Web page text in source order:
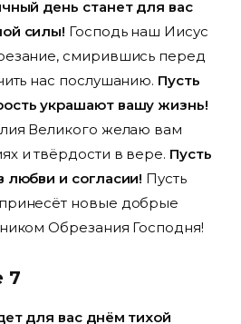
день станет для вас
силы! Господь наш Иисус
смирившись перед
нас послушанию. Пусть
украшают вашу жизнь!
Великого желаю вам
и твёрдости в вере. Пусть
любви и согласии! Пусть
новые добрые
Обрезания Господня!
7
для вас днём тихой